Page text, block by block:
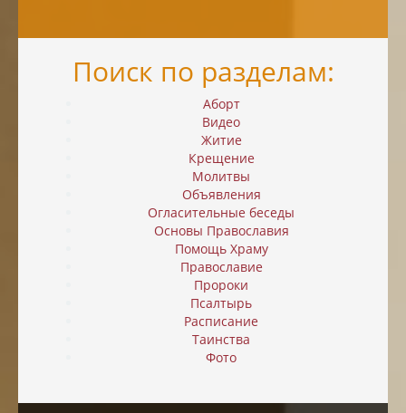
Поиск по разделам:
Аборт
Видео
Житие
Крещение
Молитвы
Объявления
Огласительные беседы
Основы Православия
Помощь Храму
Православие
Пророки
Псалтырь
Расписание
Таинства
Фото